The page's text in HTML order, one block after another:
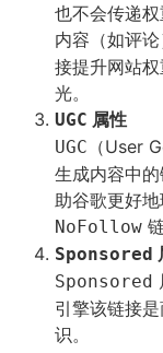
也不会传递
内容（如评
接提升网站
光。
UGC 属性
UGC （User
生成内容中
助谷歌更好
NoFollow
Sponsored
Sponsored
引擎该链接
识。